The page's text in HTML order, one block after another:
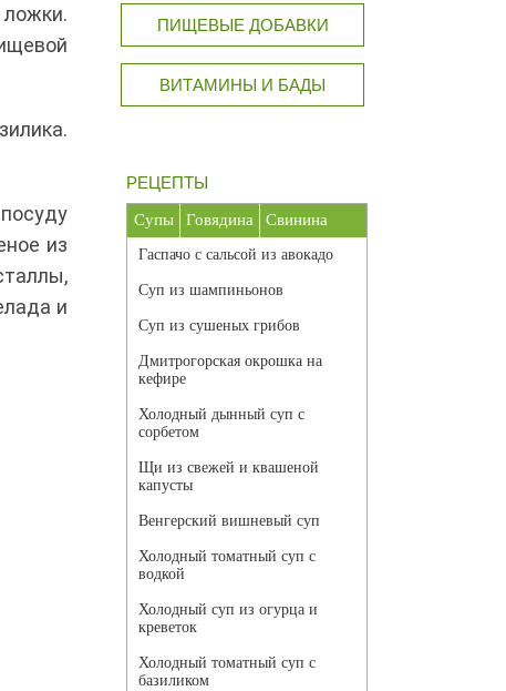
ложки.
из
и
ПИЩЕВЫЕ ДОБАВКИ
ВИТАМИНЫ И БАДЫ
РЕЦЕПТЫ
Супы Говядина Свинина
Гаспачо с сальсой из авокадо
Суп из шампиньонов
Суп из сушеных грибов
Дмитрогорская окрошка на
кефире
Холодный дынный суп с
сорбетом
Щи из свежей и квашеной
капусты
Венгерский вишневый суп
Холодный томатный суп с
водкой
Холодный суп из огурца и
креветок
Холодный томатный суп с
базиликом